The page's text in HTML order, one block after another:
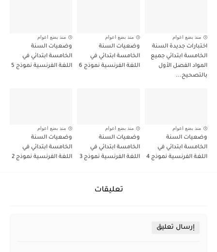
منذ بضع اعوام
اختبارات جديدة السنة
الخامسة ابتدائي جميع
المواد الفصل الأول
بالتصحيح...
منذ بضع اعوام
وضعيات السنة
الخامسة ابتدائي في
اللغة الفرنسية نموذج 6
منذ بضع اعوام
وضعيات السنة
الخامسة ابتدائي في
اللغة الفرنسية نموذج 5
منذ بضع اعوام
وضعيات السنة
الخامسة ابتدائي في
اللغة الفرنسية نموذج 4
منذ بضع اعوام
وضعيات السنة
الخامسة ابتدائي في
اللغة الفرنسية نموذج 3
منذ بضع اعوام
وضعيات السنة
الخامسة ابتدائي في
اللغة الفرنسية نموذج 2
تعليقات
إرسال تعليق